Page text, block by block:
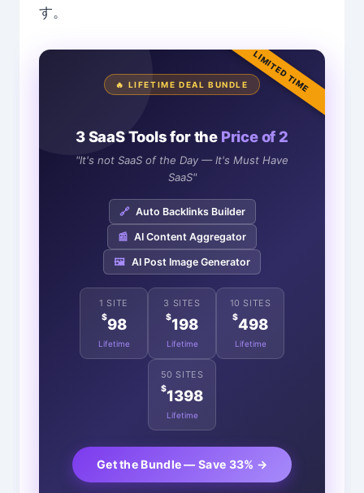
す。
LIMITED TIME
🔥 LIFETIME DEAL BUNDLE
3 SaaS Tools for the Price of 2
"It's not SaaS of the Day — It's Must Have
SaaS"
🔗 Auto Backlinks Builder
📰 AI Content Aggregator
🖼️ AI Post Image Generator
1 SITE
$98
Lifetime
3 SITES
$198
Lifetime
10 SITES
$498
Lifetime
50 SITES
$1398
Lifetime
Get the Bundle — Save 33% →